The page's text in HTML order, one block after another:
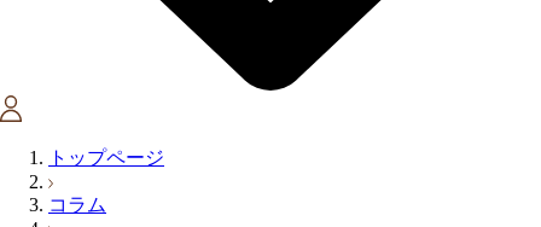
トップページ
コラム